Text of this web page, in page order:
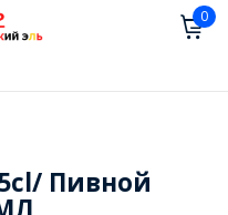
0
Пивной